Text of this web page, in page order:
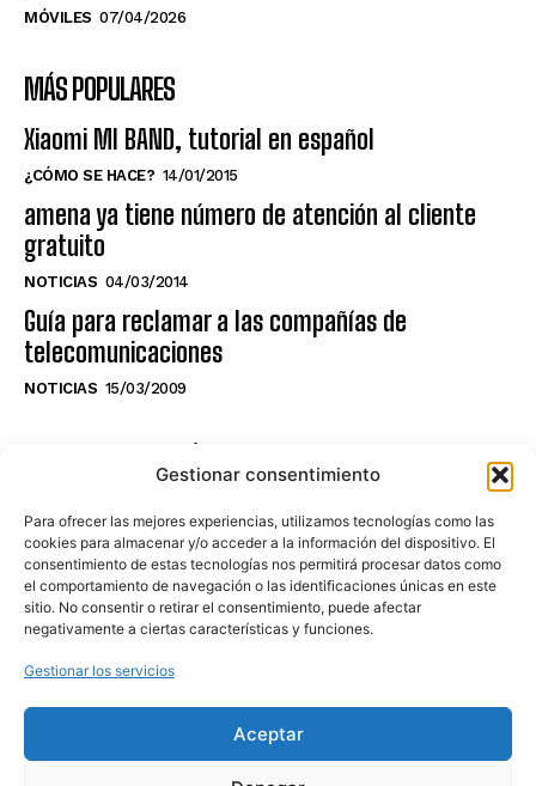
Gestionar consentimiento
Para ofrecer las mejores experiencias, utilizamos tecnologías como las
cookies para almacenar y/o acceder a la información del dispositivo. El
consentimiento de estas tecnologías nos permitirá procesar datos como
el comportamiento de navegación o las identificaciones únicas en este
sitio. No consentir o retirar el consentimiento, puede afectar
negativamente a ciertas características y funciones.
Gestionar los servicios
Aceptar
MÓVILES 07/04/2026
MÁS POPULARES
Xiaomi MI BAND, tutorial en español
¿CÓMO SE HACE? 14/01/2015
amena ya tiene número de atención al cliente
gratuito
NOTICIAS 04/03/2014
Guía para reclamar a las compañías de
telecomunicaciones
NOTICIAS 15/03/2009
NO TE PIERDAS LO ÚLTIMO DEL CANAL
Haz clic en «Estoy de acuerdo» para
activar Youtube
POLÍTICA DE COOKIES